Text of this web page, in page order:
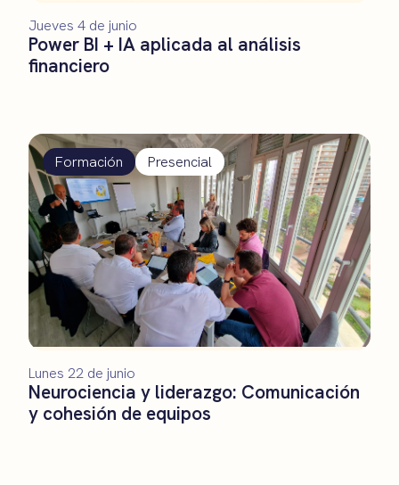
Power BI + IA aplicada al análisis
financiero
Jueves 4 de junio
Formación Presencial
Neurociencia y liderazgo: Comunicación
y cohesión de equipos
Lunes 22 de junio